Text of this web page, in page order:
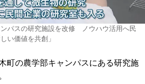
パスの研究施設を改修 ノウハウ活用へ民
い価値を共創」
町の農学部キャンパスにある研究施